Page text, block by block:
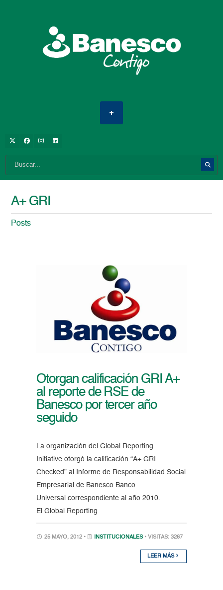
A+ GRI
Posts
Otorgan calificación GRI A+
al reporte de RSE de
Banesco por tercer año
seguido
La organización del Global Reporting
Initiative otorgó la calificación “A+ GRI
Checked” al Informe de Responsabilidad Social
Empresarial de Banesco Banco
Universal correspondiente al año 2010.
El Global Reporting
25 MAYO, 2012 • INSTITUCIONALES • VISITAS: 3267
LEER MÁS